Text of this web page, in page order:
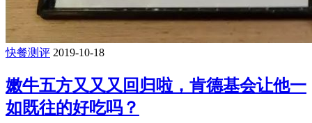
快餐测评 2019-10-18
嫩牛五方又又又回归啦，肯德基会让他一
如既往的好吃吗？